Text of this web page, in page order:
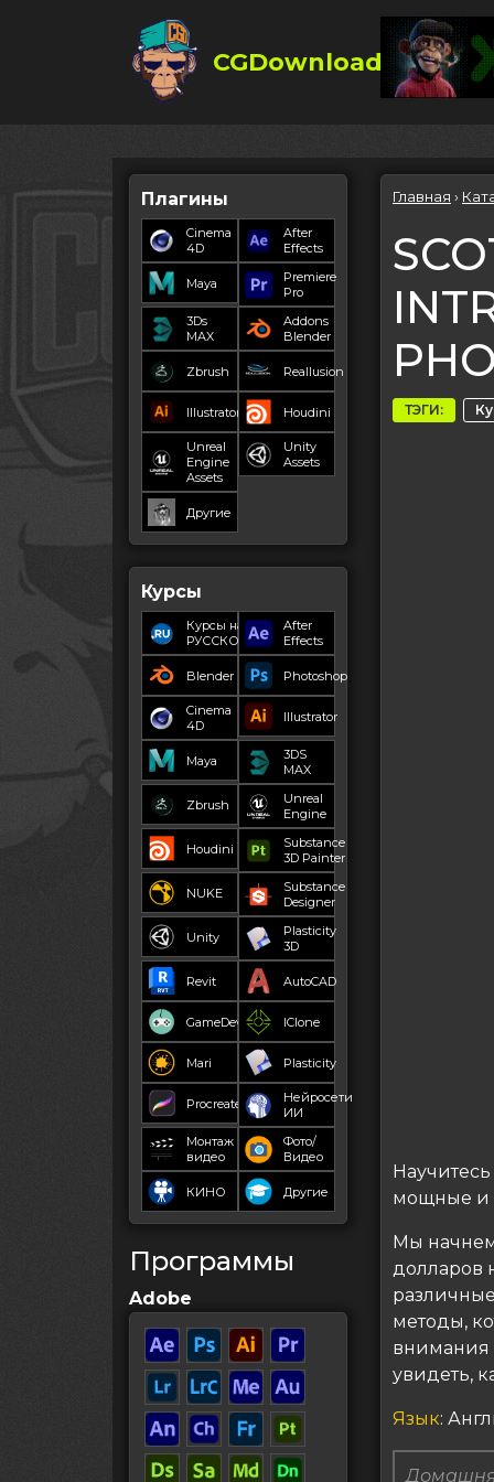
CGDownload
Плагины
Cinema
4D
After
Effects
Maya
Premiere
Pro
3Ds
MAX
Addons
Blender
Zbrush Reallusion
Illustrator Houdini
Unreal
Engine
Assets
Unity
Assets
Другие
Курсы
Курсы на
РУССКОМ
After
Effects
Blender Photoshop
Cinema
4D
Illustrator
Maya
3DS
MAX
Zbrush
Unreal
Engine
Houdini
Substance
3D Painter
NUKE
Substance
Designer
Unity
Plasticity
3D
Revit AutoCAD
GameDev IClone
Mari Plasticity
Procreate
Нейросети
ИИ
Монтаж
видео
Фото/
Видео
КИНО Другие
Программы
Adobe
Главная ›
ТЭГИ:
мощные и
Мы
долларов
методы,
внимания
увидеть,
Язык: